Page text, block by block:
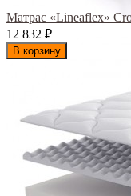
Матрас «Lineaflex»
12 832 ₽
В корзину